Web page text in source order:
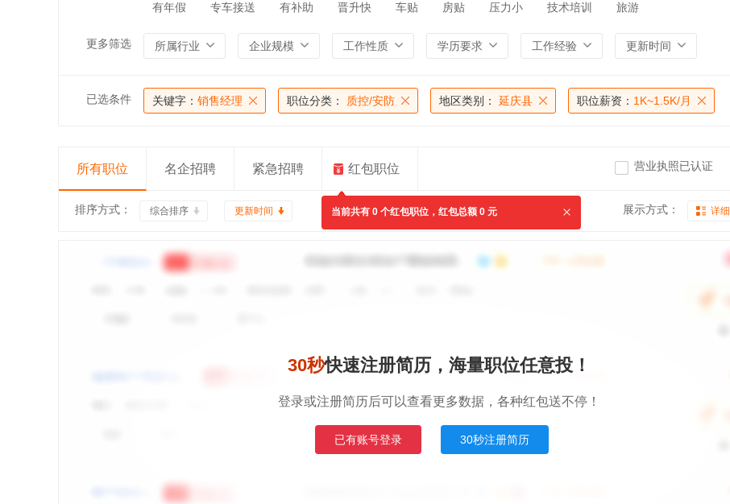
有年假 专车接送 有补助 晋升快 车贴 房贴 压力小 技术培训 旅游
更多筛选 所属行业 企业规模 工作性质 学历要求 工作经验 更新时间
已选条件 关键字： 销售经理 职位分类： 质控/安防 地区类别： 延庆县 职位薪资： 1K~1.5K/月
所有职位 名企招聘 紧急招聘 红包职位
当前共有 0 个红包职位，红包总额 0 元
营业执照已认证
排序方式： 综合排序 更新时间 展示方式： 详细
30秒快速注册简历，海量职位任意投！
登录或注册简历后可以查看更多数据，各种红包送不停！
已有账号登录 30秒注册简历